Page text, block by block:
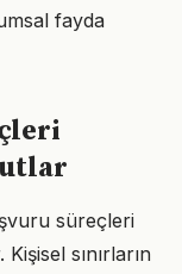
fayda
süreçleri
sınırların